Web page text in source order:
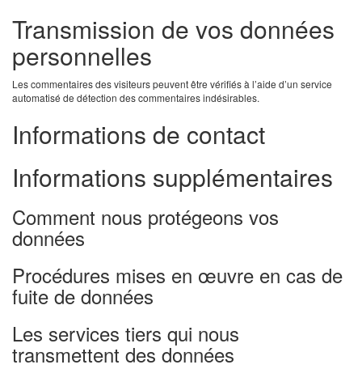
Transmission de vos données
personnelles
Les commentaires des visiteurs peuvent être vérifiés à l’aide d’un service
automatisé de détection des commentaires indésirables.
Informations de contact
Informations supplémentaires
Comment nous protégeons vos
données
Procédures mises en œuvre en cas de
fuite de données
Les services tiers qui nous
transmettent des données